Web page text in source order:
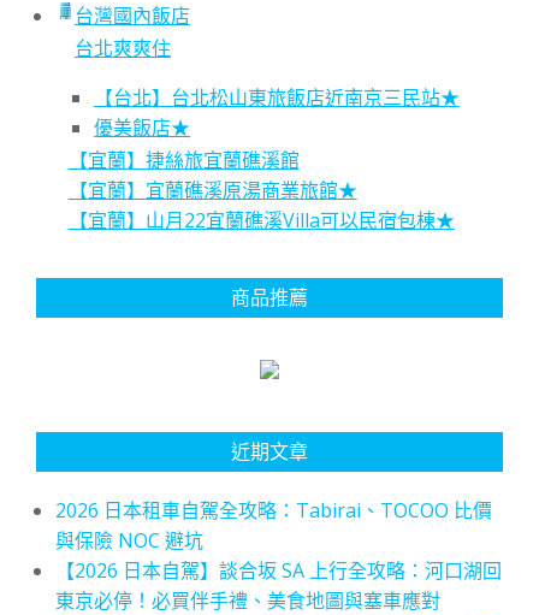
台灣國內飯店
台北爽爽住
【台北】台北松山東旅飯店近南京三民站★
優美飯店★
【宜蘭】捷絲旅宜蘭礁溪館
【宜蘭】宜蘭礁溪原湯商業旅館★
【宜蘭】山月22宜蘭礁溪Villa可以民宿包棟★
商品推薦
近期文章
2026 日本租車自駕全攻略：Tabirai、TOCOO 比價
與保險 NOC 避坑
【2026 日本自駕】談合坂 SA 上行全攻略：河口湖回
東京必停！必買伴手禮、美食地圖與塞車應對